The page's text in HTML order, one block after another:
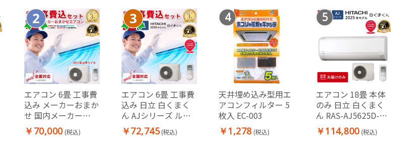
エアコン 6畳 工事費
込み メーカーおまか
せ 国内メーカー
2025年モデル 冷房
暖房 冷暖房 100V ル
￥70,000 (税込)
エアコン 6畳 工事費
込み 日立 白くまく
ん AJシリーズ ルー
ムエアコン 冷暖房
単相100V RAS-
￥72,745 (税込)
4
天井埋め込み型用エ
アコンフィルター 5
枚入 EC-003
￥1,278 (税込)
5
エアコン 18畳 本体
のみ 日立 白くまく
ん RAS-AJ5625D-W
2025年モデル AJシ
リーズ ルームエアコ
￥114,800 (税込)